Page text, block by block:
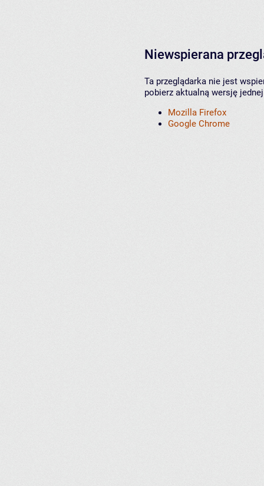
Niewspierana
Ta przeglądarka nie jest
pobierz aktualną wersję
Mozilla Firefox
Google Chrome